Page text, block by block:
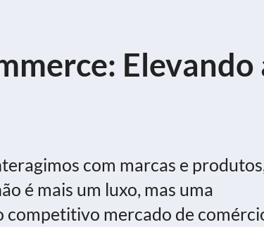
Elevando
com marcas e
é mais um luxo, mas uma
competitivo mercado de